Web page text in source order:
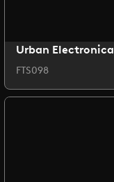
Urban Electronica
FTS098